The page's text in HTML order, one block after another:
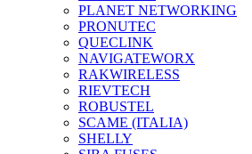
PLANET NETWORKING
PRONUTEC
QUECLINK
NAVIGATEWORX
RAKWIRELESS
RIEVTECH
ROBUSTEL
SCAME (ITALIA)
SHELLY